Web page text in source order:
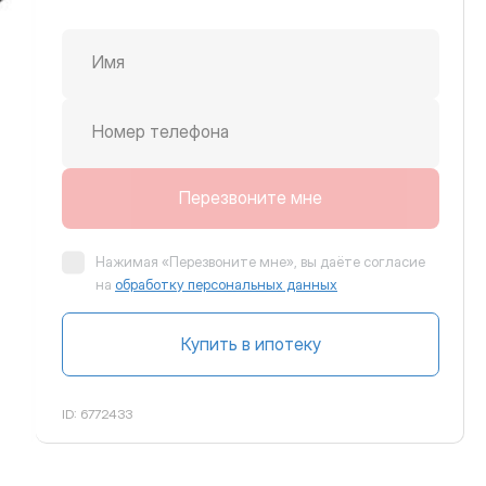
вправо
Имя
Номер телефона
Перезвоните мне
Нажимая «Перезвоните мне», вы даёте согласие
на обработку персональных данных
Купить в ипотеку
ID: 6772433